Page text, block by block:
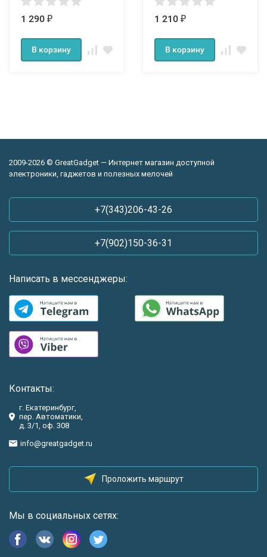
1 290 ₽
В корзину
1 210 ₽
В корзину
2009-2026 © GreatGadget — Интернет магазин доступной
электроники, гаджетов и полезных мелочей
+7(343)206-43-26
+7(902)150-36-31
Написать в мессенджеры:
Контакты:
г. Екатеринбург,
пер. Автоматики,
д. 3/1, оф. 308
info@greatgadget.ru
Проложить маршрут
Мы в социальных сетях: